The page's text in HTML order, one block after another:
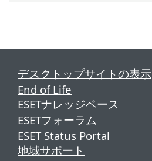
デスクトップサイトの表示
End of Life
ESETナレッジベース
ESETフォーラム
ESET Status Portal
地域サポート